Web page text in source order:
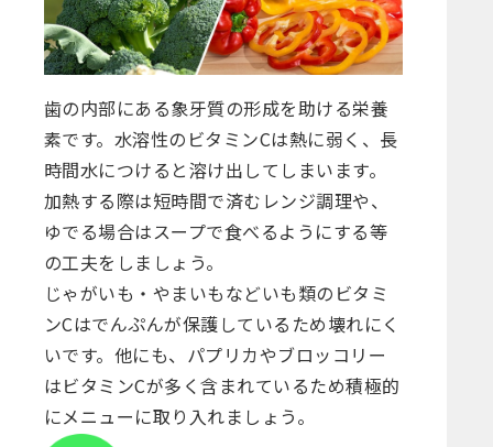
歯の内部にある象牙質の形成を助ける栄養
素です。水溶性のビタミンCは熱に弱く、長
時間水につけると溶け出してしまいます。
加熱する際は短時間で済むレンジ調理や、
ゆでる場合はスープで食べるようにする等
の工夫をしましょう。
じゃがいも・やまいもなどいも類のビタミ
ンCはでんぷんが保護しているため壊れにく
いです。他にも、パプリカやブロッコリー
はビタミンCが多く含まれているため積極的
にメニューに取り入れましょう。